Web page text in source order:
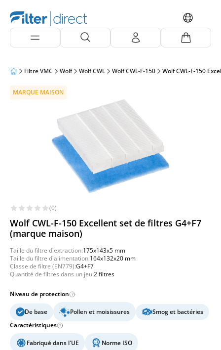
Filtre VMC Wolf Wolf CWL Wolf CWL-F-150 Wolf CWL-F-150
MARQUE MAISON
(0)
Wolf CWL-F-150 Excellent set de filtres G4+F7
(marque maison)
Taille du filtre d'extraction:175x143x5 mm
Taille du filtre d'alimentation:164x132x20 mm
Classe de filtre (EN779):G4+F7
Quantité de filtres dans un jeu:2 filtres
Niveau de protection
De base Pollen et moisissures
Smog et bactéries
Caractéristiques
Fabriqué dans l'UE Norme ISO